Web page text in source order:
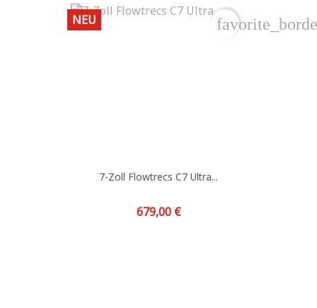
7-Zoll Flowtrecs C7 Ultra...
Preis
679,00 €
NEU